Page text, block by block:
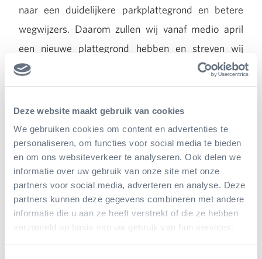
Deze website maakt gebruik van cookies
We gebruiken cookies om content en advertenties te
personaliseren, om functies voor social media te bieden
en om ons websiteverkeer te analyseren. Ook delen we
informatie over uw gebruik van onze site met onze
partners voor social media, adverteren en analyse. Deze
partners kunnen deze gegevens combineren met andere
informatie die u aan ze heeft verstrekt of die ze hebben
verzameld op basis van uw gebruik van hun services.
naar een duidelijkere parkplattegrond en betere
wegwijzers. Daarom zullen wij vanaf medio april
een nieuwe plattegrond hebben en streven wij
ernaar om voor de zomervakantie onze wegwijzers
in het park te verduidelijken in lijn met de nieuwe
huisstijl en ter bevordering van uw ervaring in ons
park.